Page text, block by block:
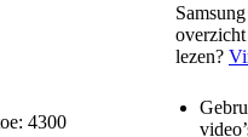
4300
lezen?